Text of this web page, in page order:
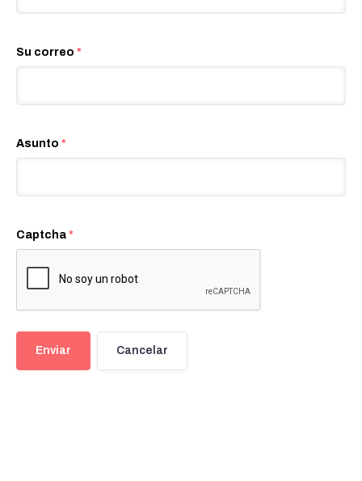
Su correo *
Asunto *
Captcha *
Enviar Cancelar